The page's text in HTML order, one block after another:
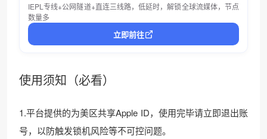
IEPL专线+公网隧道+直连三线路，低延时，解锁全球流媒体，节点
数量多
立即前往
使用须知（必看）
1.平台提供的为美区共享Apple ID，使用完毕请立即退出账
号，以防触发锁机风险等不可控问题。